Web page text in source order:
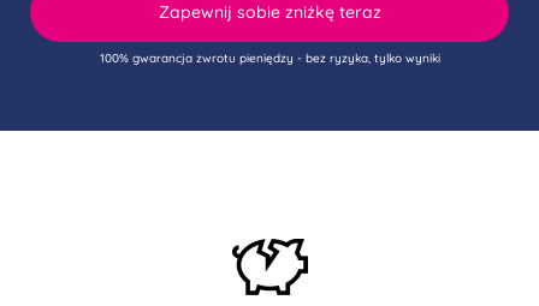
Zapewnij sobie zniżkę teraz
100% gwarancja zwrotu pieniędzy - bez ryzyka, tylko wyniki